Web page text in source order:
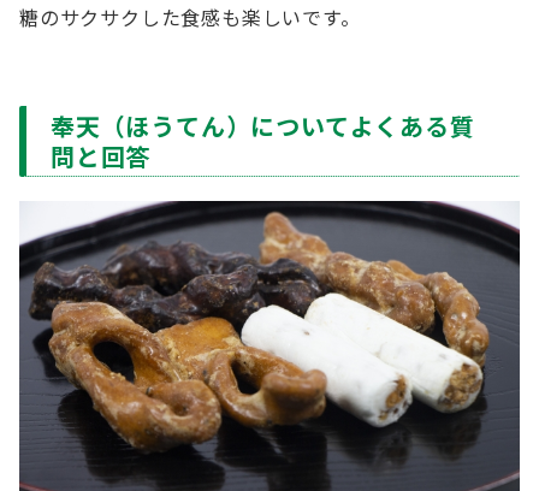
糖のサクサクした食感も楽しいです。
奉天（ほうてん）についてよくある質
問と回答